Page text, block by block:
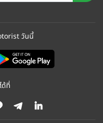
วันนี้
ด้ที่